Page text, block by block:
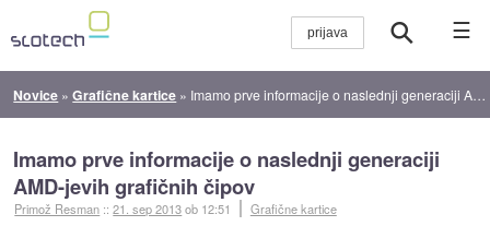
☰
Novice »Grafične kartice » Imamo prve informacije o naslednji generaciji AMD-jevih grafičnih čipov
Imamo prve informacije o naslednji generaciji
AMD-jevih grafičnih čipov
Primož Resman ::21. sep 2013ob 12:51 Grafične kartice